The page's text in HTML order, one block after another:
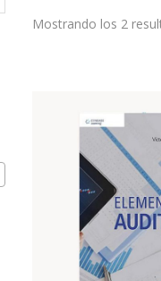
Mostrando los 2